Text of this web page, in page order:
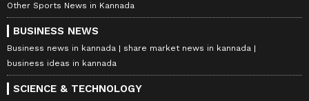
Other Sports News in Kannada
BUSINESS NEWS
Business news in kannada
share market news in kannada
business ideas in kannada
SCIENCE & TECHNOLOGY